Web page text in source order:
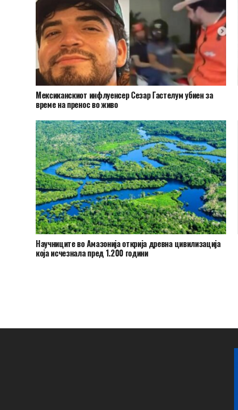
Мексиканскиот инфлуенсер Сезар Гастелум убиен за
време на пренос во живо
Научниците во Амазонија открија древна цивилизација
која исчезнала пред 1.200 години